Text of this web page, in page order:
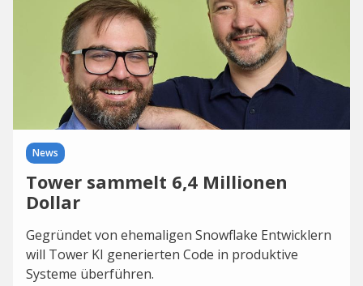
News
Tower sammelt 6,4 Millionen
Dollar
Gegründet von ehemaligen Snowflake Entwicklern
will Tower KI generierten Code in produktive
Systeme überführen.